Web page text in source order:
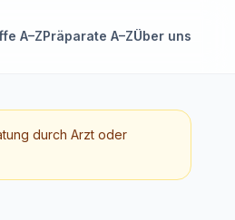
A–ZPräparate A–ZÜber uns
durch Arzt oder